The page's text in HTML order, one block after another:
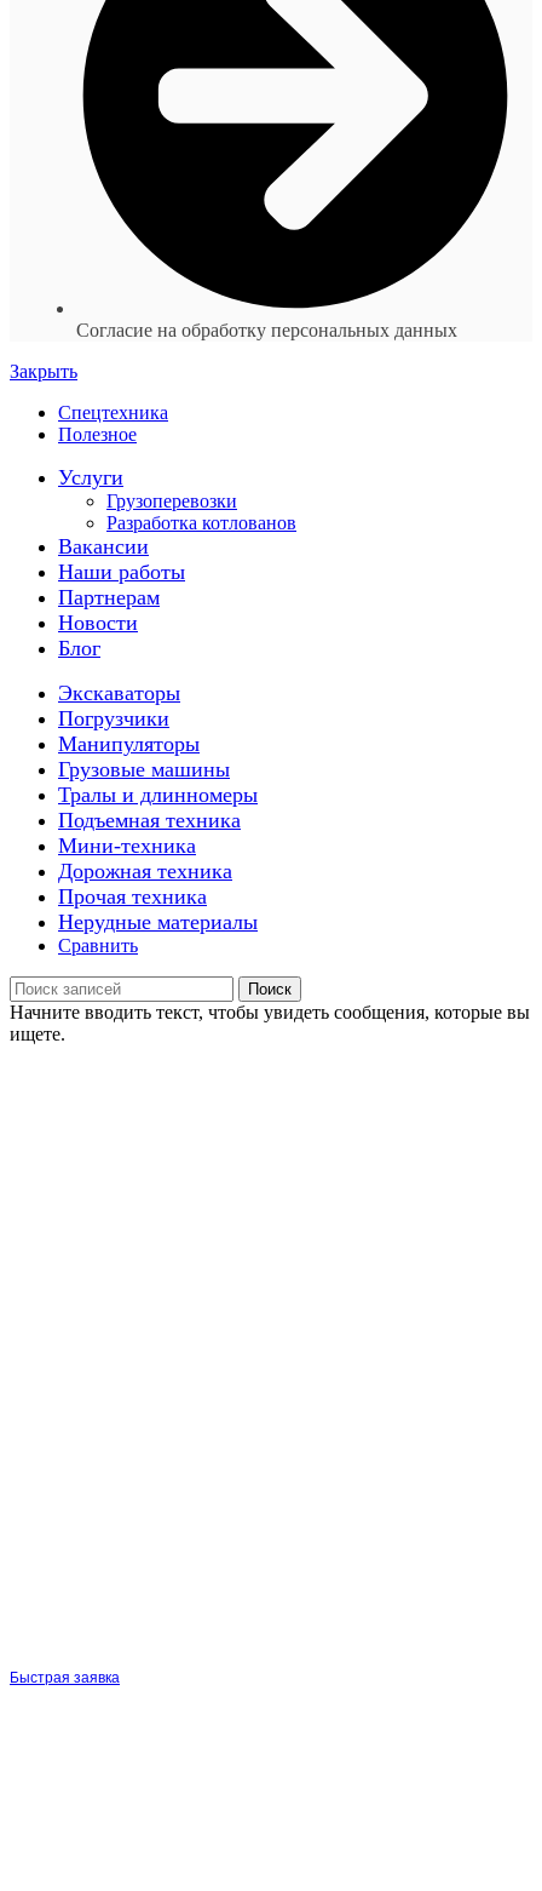
Согласие на обработку персональных данных
Закрыть
Спецтехника
Полезное
Услуги
Грузоперевозки
Разработка котлованов
Вакансии
Наши работы
Партнерам
Новости
Блог
Экскаваторы
Погрузчики
Манипуляторы
Грузовые машины
Тралы и длинномеры
Подъемная техника
Мини-техника
Дорожная техника
Прочая техника
Нерудные материалы
Сравнить
Поиск
Начните вводить текст, чтобы увидеть сообщения, которые вы
ищете.
Быстрая заявка